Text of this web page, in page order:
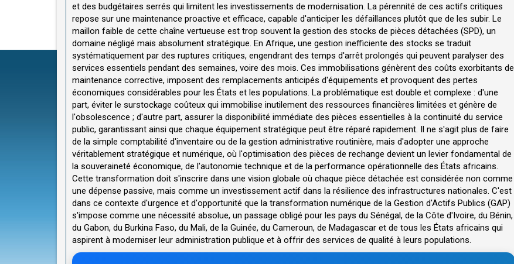
et des budgétaires serrés qui limitent les investissements de modernisation. La pérennité de ces actifs critiques
repose sur une maintenance proactive et efficace, capable d'anticiper les défaillances plutôt que de les subir. Le
maillon faible de cette chaîne vertueuse est trop souvent la gestion des stocks de pièces détachées (SPD), un
domaine négligé mais absolument stratégique. En Afrique, une gestion inefficiente des stocks se traduit
systématiquement par des ruptures critiques, engendrant des temps d'arrêt prolongés qui peuvent paralyser des
services essentiels pendant des semaines, voire des mois. Ces immobilisations génèrent des coûts exorbitants de
maintenance corrective, imposent des remplacements anticipés d'équipements et provoquent des pertes
économiques considérables pour les États et les populations. La problématique est double et complexe : d'une
part, éviter le surstockage coûteux qui immobilise inutilement des ressources financières limitées et génère de
l'obsolescence ; d'autre part, assurer la disponibilité immédiate des pièces essentielles à la continuité du service
public, garantissant ainsi que chaque équipement stratégique peut être réparé rapidement. Il ne s'agit plus de faire
de la simple comptabilité d'inventaire ou de la gestion administrative routinière, mais d'adopter une approche
véritablement stratégique et numérique, où l'optimisation des pièces de rechange devient un levier fondamental de
la souveraineté économique, de l'autonomie technique et de la performance opérationnelle des États africains.
Cette transformation doit s'inscrire dans une vision globale où chaque pièce détachée est considérée non comme
une dépense passive, mais comme un investissement actif dans la résilience des infrastructures nationales. C'est
dans ce contexte d'urgence et d'opportunité que la transformation numérique de la Gestion d'Actifs Publics (GAP)
s'impose comme une nécessité absolue, un passage obligé pour les pays du Sénégal, de la Côte d'Ivoire, du Bénin,
du Gabon, du Burkina Faso, du Mali, de la Guinée, du Cameroun, de Madagascar et de tous les États africains qui
aspirent à moderniser leur administration publique et à offrir des services de qualité à leurs populations.